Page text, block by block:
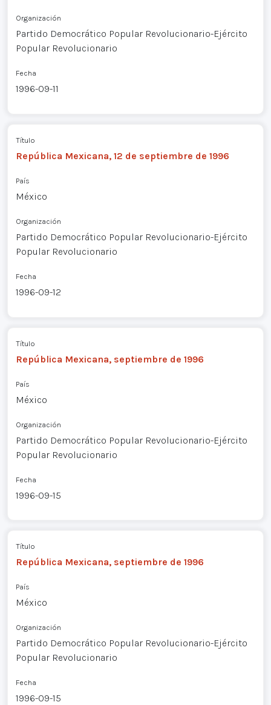
Organización
Partido Democrático Popular Revolucionario-Ejército
Popular Revolucionario
Fecha
1996-09-11
Título
República Mexicana, 12 de septiembre de 1996
País
México
Organización
Partido Democrático Popular Revolucionario-Ejército
Popular Revolucionario
Fecha
1996-09-12
Título
República Mexicana, septiembre de 1996
País
México
Organización
Partido Democrático Popular Revolucionario-Ejército
Popular Revolucionario
Fecha
1996-09-15
Título
República Mexicana, septiembre de 1996
País
México
Organización
Partido Democrático Popular Revolucionario-Ejército
Popular Revolucionario
Fecha
1996-09-15